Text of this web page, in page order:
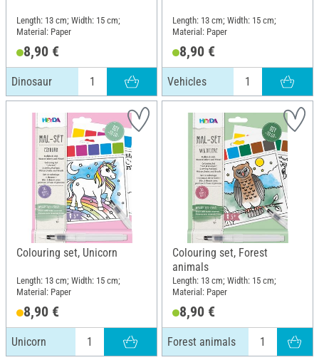
Length: 13 cm; Width: 15 cm;
Material: Paper
8,90 €
Dinosaur
Length: 13 cm; Width: 15 cm;
Material: Paper
8,90 €
Vehicles
Colouring set, Unicorn
Length: 13 cm; Width: 15 cm;
Material: Paper
8,90 €
Unicorn
Colouring set, Forest
animals
Length: 13 cm; Width: 15 cm;
Material: Paper
8,90 €
Forest animals